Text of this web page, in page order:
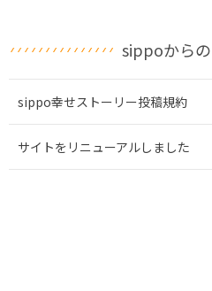
sippoから
sippo幸せストーリー投稿規約
サイトをリニューアルしました